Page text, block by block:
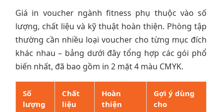
Giá in voucher ngành fitness phụ thuộc vào số
lượng, chất liệu và kỹ thuật hoàn thiện. Phòng tập
thường cần nhiều loại voucher cho từng mục đích
khác nhau – bảng dưới đây tổng hợp các gói phổ
biến nhất, đã bao gồm in 2 mặt 4 màu CMYK.
Số
lượng
Chất
liệu
Hoàn
thiện
Gợi ý dùng
cho